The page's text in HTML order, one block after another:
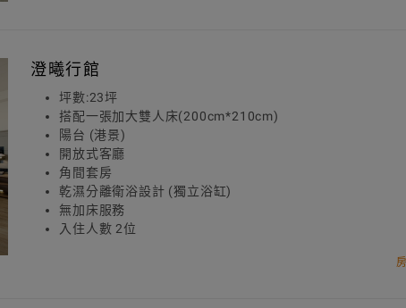
澄曦行館
坪數:23坪
搭配一張加大雙人床(200cm*210cm)
陽台 (港景)
開放式客廳
角間套房
乾濕分離衛浴設計 (獨立浴缸)
無加床服務
入住人數 2位